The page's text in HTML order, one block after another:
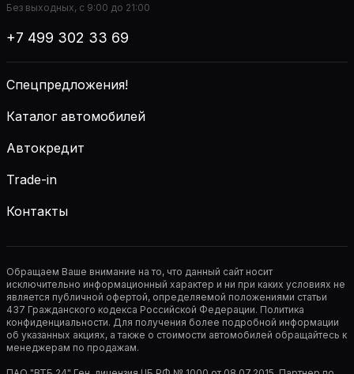
Без выходных, с 9:00 до 21:00
+7 499 302 33 69
Спецпредложения!
Каталог автомобилей
Автокредит
Trade-in
Контакты
Обращаем Ваше внимание на то, что данный сайт носит
исключительно информационный характер и ни при каких условиях не
является публичной офертой, определяемой положениями статьи
437 Гражданского кодекса Российской Федерации. Политика
конфиденциальности. Для получения более подробной информации
об указанных акциях, а также о стоимости автомобилей обращайтесь к
менеджерам по продажам.